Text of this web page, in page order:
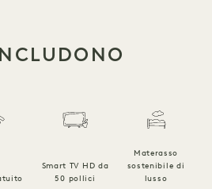
Smart TV HD da
50 pollici
Materasso
sostenibile di
lusso